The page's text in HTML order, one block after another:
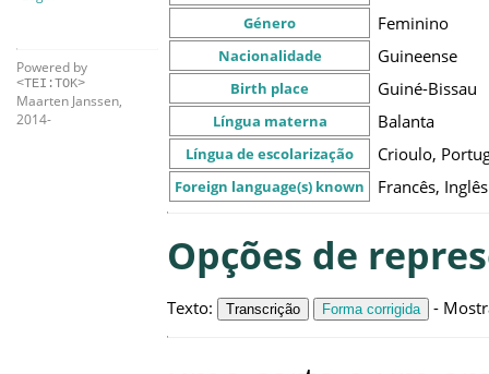
Powered by
<TEI:TOK>
Maarten Janssen,
2014-
Género Feminino
Nacionalidade Guineense
Birth place Guiné-Bissau
Língua materna Balanta
Língua de escolarização Crioulo,
Foreign language(s) known Francês, Inglês
Opções de
Texto: Transcrição Forma corrigida -